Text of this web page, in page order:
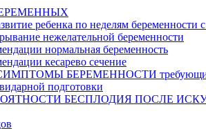
ребенка по неделям беременности
нежелательной беременности
нормальная беременность
кесарево сечение
БЕРЕМЕННОСТИ требующие не
подготовки
БЕСПЛОДИЯ ПОСЛЕ